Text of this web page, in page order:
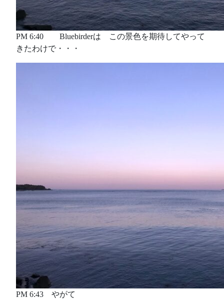
PM 6:40 Bluebirderは この景色を期待してやって
きたわけで・・・
PM 6:43 やがて